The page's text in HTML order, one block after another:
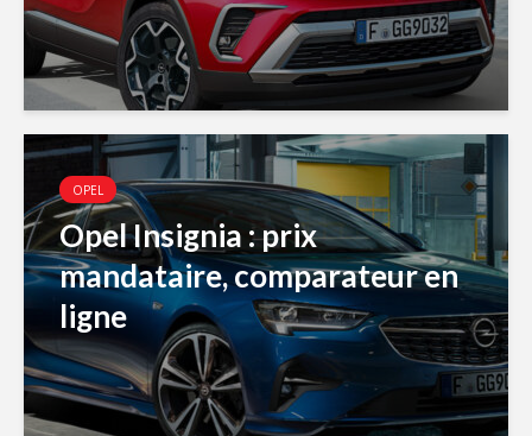
OPEL
Opel Insignia : prix
mandataire, comparateur en
ligne